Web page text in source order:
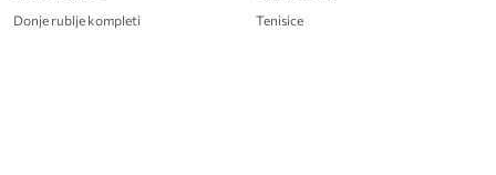
Donje rublje kompleti
Tenisice